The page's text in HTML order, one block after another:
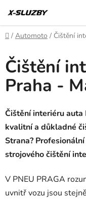
na
obsah
Domů
/ Automoto / Čištění
Čištění
Praha -
Čištění interiéru auta
kvalitní a důkladné
Strana?
strojového čištění
V PNEU PRAGA
uvnitř vozu jsou